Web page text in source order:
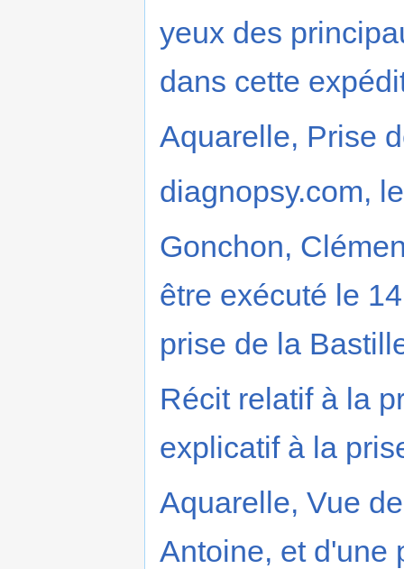
yeux des
dans cette
Aquarelle, Prise
diagnopsy.com,
Gonchon,
être exécuté le
prise de la
Récit relatif à la
explicatif à la
Aquarelle, Vue
Antoine, et d'une